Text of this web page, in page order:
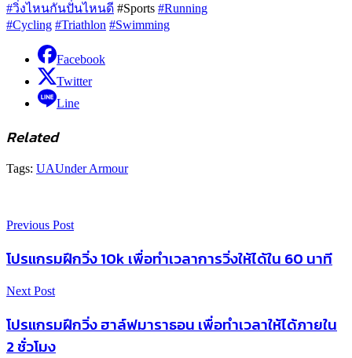
#วิ่งไหนกันปั่นไหนดี #Sports #Running
#Cycling #Triathlon #Swimming
Facebook
Twitter
Line
Related
Tags: UAUnder Armour
Previous Post
โปรแกรมฝึกวิ่ง 10k เพื่อทำเวลาการวิ่งให้ได้ใน 60 นาที
Next Post
โปรแกรมฝึกวิ่ง ฮาล์ฟมาราธอน เพื่อทำเวลาให้ได้ภายใน
2 ชั่วโมง